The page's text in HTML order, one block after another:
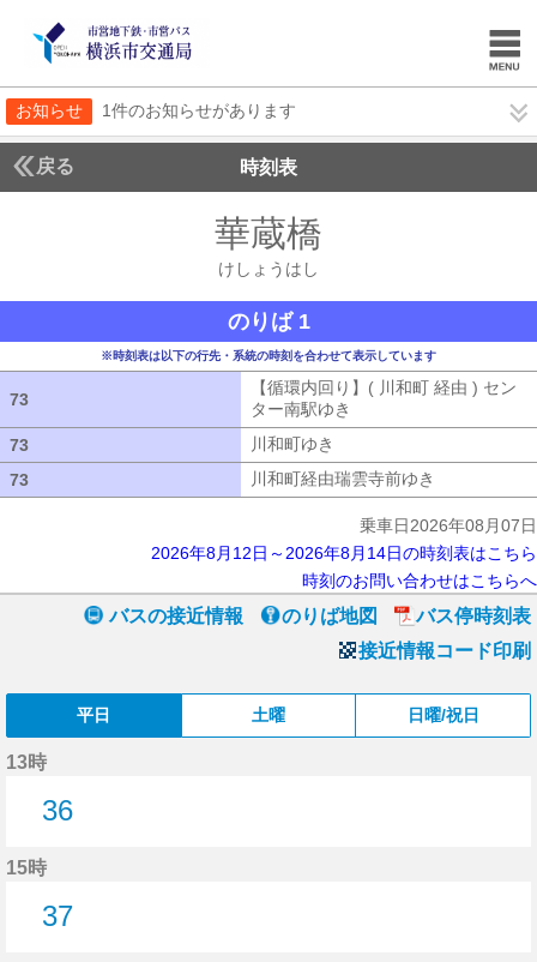
お知らせ 1件のお知らせがあります
戻る 時刻表
華蔵橋
けしょうはし
のりば 1
※時刻表は以下の行先・系統の時刻を合わせて表示しています
73
【循環内回り】( 川和町 経由 ) セン
ター南駅ゆき
73
川和町ゆき
73
川和町経由瑞雲寺前ゆき
乗車日2026年08月07日
2026年8月12日～2026年8月14日の時刻表はこちら
時刻のお問い合わせはこちらへ
バスの接近情報 のりば地図
バス停時刻表
接近情報コード印刷
平日 土曜 日曜/祝日
13時
36
15時
37